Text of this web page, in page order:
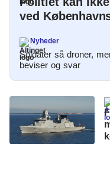
ved
Nyheder
Soldater så droner,
beviser og svar